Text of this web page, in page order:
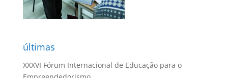
últimas
XXXVI Fórum Internacional de Educação para o